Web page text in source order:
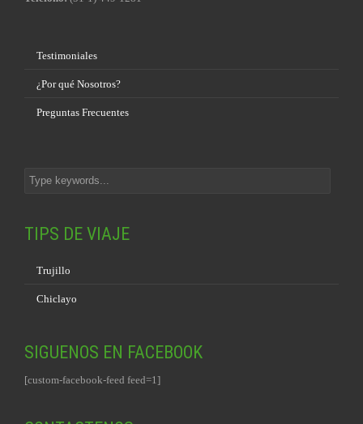
Testimoniales
¿Por qué Nosotros?
Preguntas Frecuentes
TIPS DE VIAJE
Trujillo
Chiclayo
SIGUENOS EN FACEBOOK
[custom-facebook-feed feed=1]